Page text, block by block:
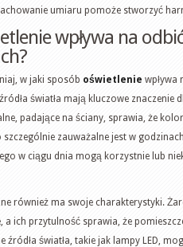
umiaru pomoże stworzyć
wpływa na
w jaki sposób oświetlenie wpływa
światła mają kluczowe
padające na ściany, sprawia, że
szczególnie zauważalne jest w
w ciągu dnia mogą korzystnie lub
również ma swoje charakterystyki.
a ich przytulność sprawia, że
źródła światła, takie jak lampy LED,